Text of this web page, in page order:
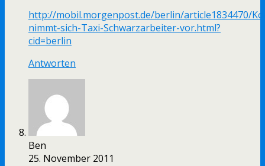
http://mobil.morgenpost.de/berlin/article1834470/
nimmt-sich-Taxi-Schwarzarbeiter-vor.html?
cid=berlin
Antworten
Ben
25. November 2011